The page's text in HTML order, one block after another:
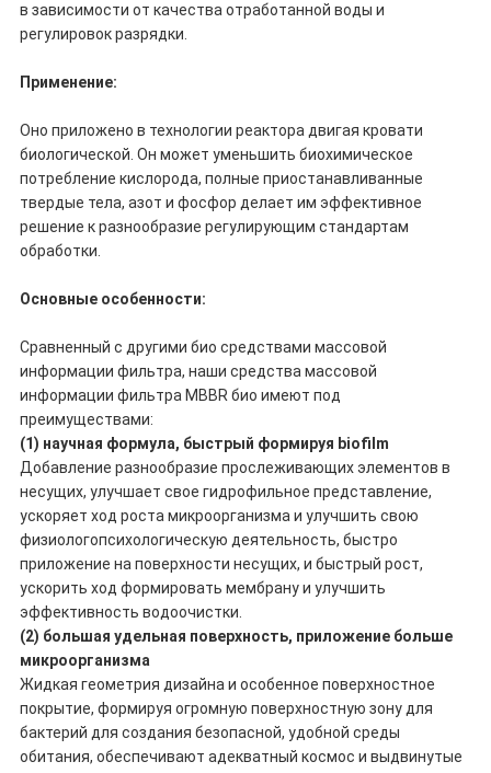
в зависимости от качества отработанной воды и
регулировок разрядки.
Применение:
Оно приложено в технологии реактора двигая кровати
биологической. Он может уменьшить биохимическое
потребление кислорода, полные приостанавливанные
твердые тела, азот и фосфор делает им эффективное
решение к разнообразие регулирующим стандартам
обработки.
Основные особенности:
Сравненный с другими био средствами массовой
информации фильтра, наши средства массовой
информации фильтра MBBR био имеют под
преимуществами:
(1) научная формула, быстрый формируя biofilm
Добавление разнообразие прослеживающих элементов в
несущих, улучшает свое гидрофильное представление,
ускоряет ход роста микроорганизма и улучшить свою
физиологопсихологическую деятельность, быстро
приложение на поверхности несущих, и быстрый рост,
ускорить ход формировать мембрану и улучшить
эффективность водоочистки.
(2) большая удельная поверхность, приложение больше
микроорганизма
Жидкая геометрия дизайна и особенное поверхностное
покрытие, формируя огромную поверхностную зону для
бактерий для создания безопасной, удобной среды
обитания, обеспечивают адекватный космос и выдвинутые